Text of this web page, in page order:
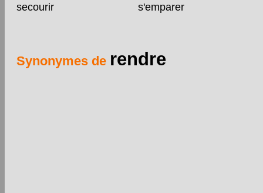
secourir
s'emparer
Synonymes de rendre